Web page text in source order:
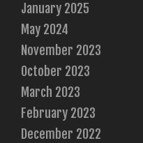
January 2025
May 2024
November 2023
October 2023
March 2023
February 2023
December 2022